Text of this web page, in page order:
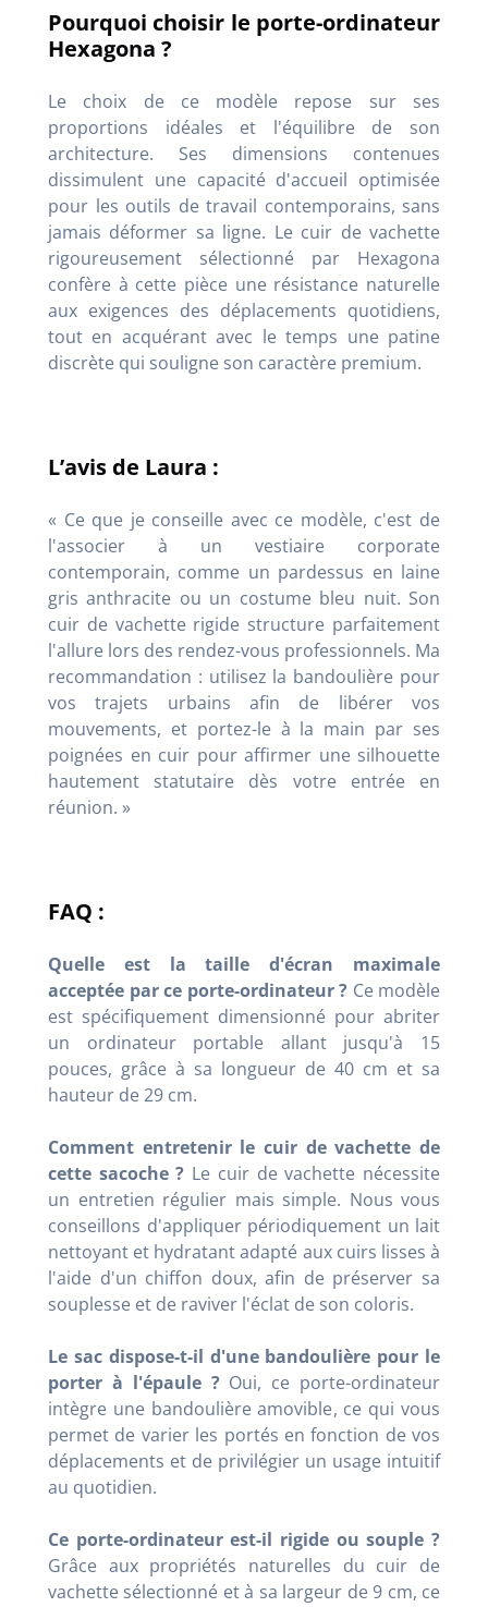
Pourquoi choisir le porte-ordinateur
Hexagona ?
Le choix de ce modèle repose sur ses
proportions idéales et l'équilibre de son
architecture. Ses dimensions contenues
dissimulent une capacité d'accueil optimisée
pour les outils de travail contemporains, sans
jamais déformer sa ligne. Le cuir de vachette
rigoureusement sélectionné par Hexagona
confère à cette pièce une résistance naturelle
aux exigences des déplacements quotidiens,
tout en acquérant avec le temps une patine
discrète qui souligne son caractère premium.
L’avis de Laura :
« Ce que je conseille avec ce modèle, c'est de
l'associer à un vestiaire corporate
contemporain, comme un pardessus en laine
gris anthracite ou un costume bleu nuit. Son
cuir de vachette rigide structure parfaitement
l'allure lors des rendez-vous professionnels. Ma
recommandation : utilisez la bandoulière pour
vos trajets urbains afin de libérer vos
mouvements, et portez-le à la main par ses
poignées en cuir pour affirmer une silhouette
hautement statutaire dès votre entrée en
réunion. »
FAQ :
Quelle est la taille d'écran maximale
acceptée par ce porte-ordinateur ? Ce modèle
est spécifiquement dimensionné pour abriter
un ordinateur portable allant jusqu'à 15
pouces, grâce à sa longueur de 40 cm et sa
hauteur de 29 cm.
Comment entretenir le cuir de vachette de
cette sacoche ? Le cuir de vachette nécessite
un entretien régulier mais simple. Nous vous
conseillons d'appliquer périodiquement un lait
nettoyant et hydratant adapté aux cuirs lisses à
l'aide d'un chiffon doux, afin de préserver sa
souplesse et de raviver l'éclat de son coloris.
Le sac dispose-t-il d'une bandoulière pour le
porter à l'épaule ?Oui, ce porte-ordinateur
intègre une bandoulière amovible, ce qui vous
permet de varier les portés en fonction de vos
déplacements et de privilégier un usage intuitif
au quotidien.
Ce porte-ordinateur est-il rigide ou souple ?
Grâce aux propriétés naturelles du cuir de
vachette sélectionné et à sa largeur de 9 cm, ce